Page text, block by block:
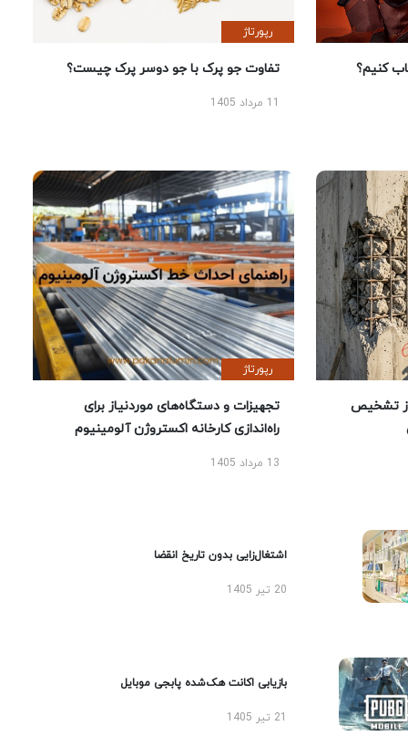
کنیم؟
رپورتاژ
تفاوت جو پرک با جو دوسر پرک چیست؟
تشخیص
رپورتاژ
تجهیزات و دستگاه‌های موردنیاز برای
راه‌اندازی کارخانه اکستروژن آلومینیوم
13 مرداد 1405
اشتغال‌زایی بدون تاریخ انقضا
20 تیر 1405
بازیابی اکانت هک‌شده پابجی موبایل